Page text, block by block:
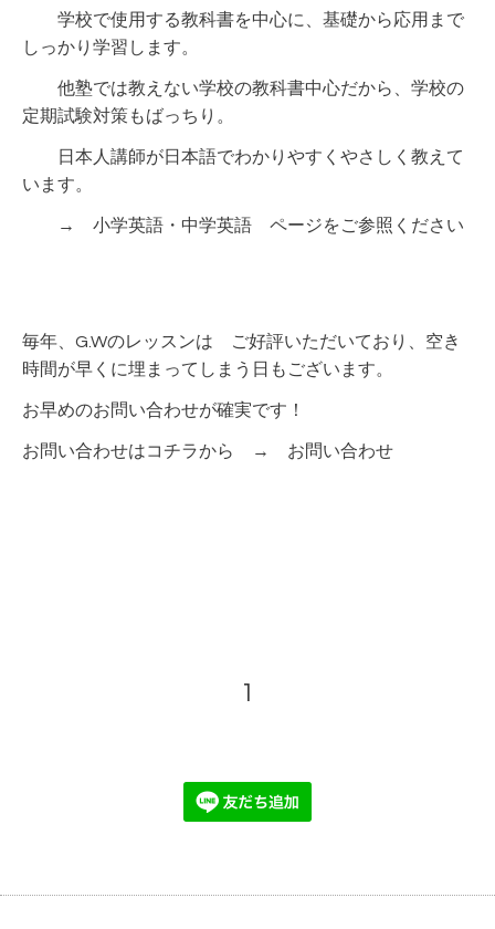
学校で使用する教科書を中心に、基礎から応用まで
しっかり学習します。
他塾では教えない学校の教科書中心だから、学校の
定期試験対策もばっちり。
日本人講師が日本語でわかりやすくやさしく教えて
います。
→ 小学英語 ・ 中学英語 ページをご参照ください
毎年、G.Wのレッスンは ご好評いただいており、空き
時間が早くに埋まってしまう日もございます。
お早めのお問い合わせが確実です！
お問い合わせはコチラから → お問い合わせ
1